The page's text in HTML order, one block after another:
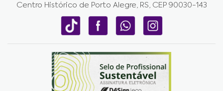
Centro Histórico de Porto Alegre, RS, CEP 90030-143